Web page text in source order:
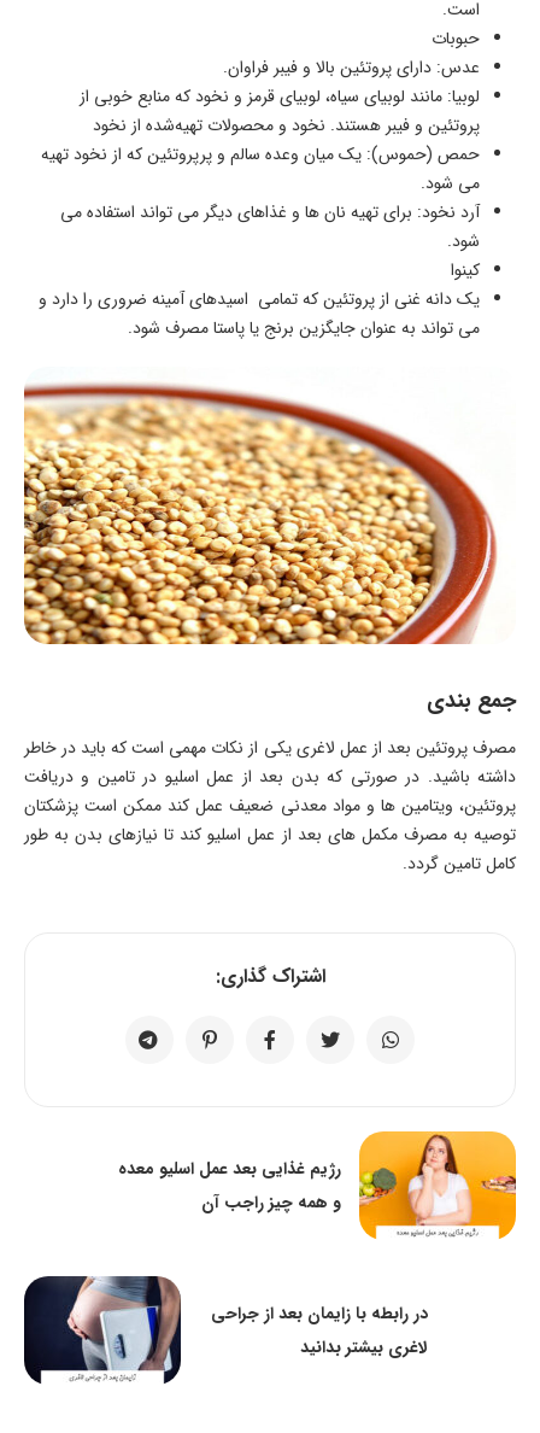
است.
حبوبات
عدس: دارای پروتئین بالا و فیبر فراوان.
لوبیا: مانند لوبیای سیاه، لوبیای قرمز و نخود که منابع خوبی از
پروتئین و فیبر هستند. نخود و محصولات تهیه‌شده از نخود
حمص (حموس): یک میان‌ وعده سالم و پرپروتئین که از نخود تهیه
می ‌شود.
آرد نخود: برای تهیه نان‌ ها و غذاهای دیگر می ‌تواند استفاده می
شود.
کینوا
یک دانه غنی از پروتئین که تمامی اسیدهای آمینه ضروری را دارد و
می ‌تواند به عنوان جایگزین برنج یا پاستا مصرف شود.
جمع بندی
مصرف پروتئین بعد از عمل لاغری یکی از نکات مهمی است که باید در خاطر
داشته باشید. در صورتی که بدن بعد از عمل اسلیو در تامین و دریافت
پروتئین، ویتامین ها و مواد معدنی ضعیف عمل کند ممکن است پزشکتان
توصیه به مصرف مکمل های بعد از عمل اسلیو کند تا نیازهای بدن به طور
کامل تامین گردد.
اشتراک گذاری:
رژیم غذایی بعد عمل اسلیو معده
و همه چیز راجب آن
در رابطه با زایمان بعد از جراحی
لاغری بیشتر بدانید